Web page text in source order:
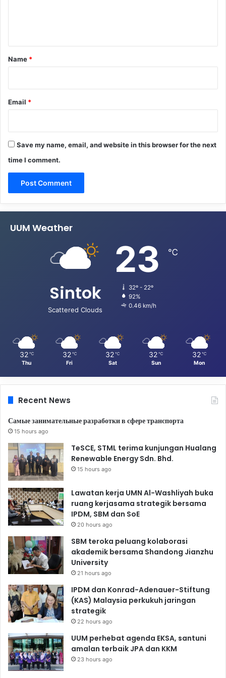
*
Name *
Email *
Save my name, email, and website in this browser for the next
time I comment.
UUM Weather
Sintok
Scattered Clouds
23 ℃
32º - 22º
92%
0.46 km/h
32 ℃
Thu
32 ℃
Fri
32 ℃
Sat
32 ℃
Sun
32 ℃
Mon
Recent News
Самые занимательные разработки в сфере транспорта
15 hours ago
TeSCE, STML terima kunjungan Hualang
Renewable Energy Sdn. Bhd.
15 hours ago
Lawatan kerja UMN Al-Washliyah buka
ruang kerjasama strategik bersama
IPDM, SBM dan SoE
20 hours ago
SBM teroka peluang kolaborasi
akademik bersama Shandong Jianzhu
University
21 hours ago
IPDM dan Konrad-Adenauer-Stiftung
(KAS) Malaysia perkukuh jaringan
strategik
22 hours ago
UUM perhebat agenda EKSA, santuni
amalan terbaik JPA dan KKM
23 hours ago